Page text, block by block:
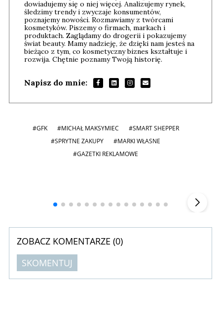
dowiadujemy się o niej więcej. Analizujemy rynek,
śledzimy trendy i zwyczaje konsumentów,
poznajemy nowości. Rozmawiamy z twórcami
kosmetyków. Piszemy o firmach, markach i
produktach. Zaglądamy do drogerii i pokazujemy
świat beauty. Mamy nadzieję, że dzięki nam jesteś na
bieżąco z tym, co kosmetyczny biznes kształtuje i
rozwija. Chętnie poznamy Twoją historię.
Napisz do mnie:
#GFK #MICHAŁ MAKSYMIEC
#SMART SHEPPER
#SPRYTNE ZAKUPY
#MARKI WŁASNE
#GAZETKI REKLAMOWE
ZOBACZ KOMENTARZE (0)
SKOMENTUJ